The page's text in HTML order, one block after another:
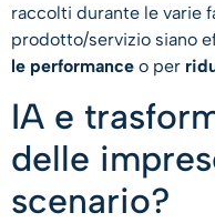
raccolti durante le varie
prodotto/servizio siano
le performance o per
IA e
delle
scenario?